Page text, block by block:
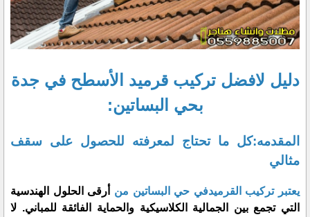
دليل لافضل تركيب قرميد الأسطح في جدة
بحي البساتين:
المقدمه:كل ما تحتاج لمعرفته للحصول على سقف
مثالي
​يعتبر تركيب القرميدفي حي البساتين من
أرقى الحلول الهندسية
التي تجمع بين الجمالية الكلاسيكية والحماية الفائقة للمباني. لا